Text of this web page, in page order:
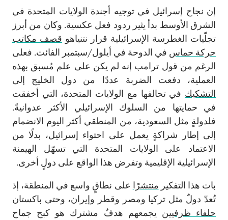
إن نجاح إسرائيل في توجيه أجندة الولايات المتحدة في
الشرق الأوسط بدأ يثير ردود فعل عكسية. وكان من أبرز
تجلّيات الغطرسة الإسرائيلية قرار نتنياهو قصف مكاتب
حركة حماس في الدوحة في أيلول/سبتمبر الفائت. فعلى
الرغم من قول ترامب إنه لم يكن على علم مُسبق بهذه
العملية، دفعت الضربة عددًا من دول الخليج إلى
التشكيك في تحالفها مع الولايات المتحدة، التي أخفقت
في حمايتها من السلوك الإسرائيلي الأكثر عدوانيةً.
فلدولةٍ مثل السعودية، من المنطقي أكثر اليوم الانضمام
إلى إطار شراكةٍ يعمل على احتواء إسرائيل، بدلًا من
الاعتماد على الولايات المتحدة التي تسهّل الهيمنة
الإسرائيلية الإقليمية وتفرض هذا الواقع على دولٍ أخرى.
بات هذا التفكير منتشرًا على نطاقٍ واسع في المنطقة، إذ
تُعدّ دولٌ مثل تركيا ومصر وقطر وإيران، وحتى باكستان
حلفاء ظرفيين يجمعهم هدفٌ مشترك هو كبح جماح